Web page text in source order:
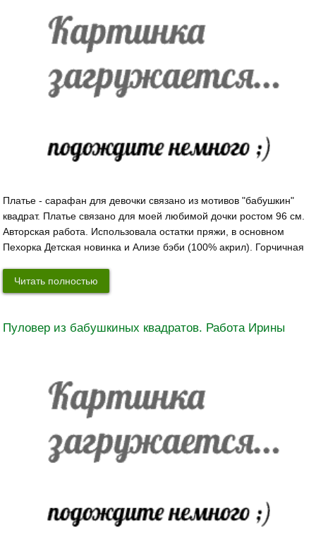
Платье - сарафан для девочки связано из мотивов "бабушкин"
квадрат. Платье связано для моей любимой дочки ростом 96 см.
Авторская работа. Использовала остатки пряжи, в основном
Пехорка Детская новинка и Ализе бэби (100% акрил). Горчичная
Читать полностью
Пуловер из бабушкиных квадратов. Работа Ирины